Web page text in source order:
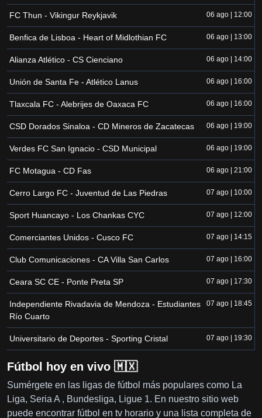
FC Thun - Vikingur Reykjavik 06 ago | 12:00
Benfica de Lisboa - Heart of Midlothian FC 06 ago | 13:00
Alianza Atlético - CS Cienciano 06 ago | 14:00
Unión de Santa Fe - Atlético Lanus 06 ago | 16:00
Tlaxcala FC - Alebrijes de Oaxaca FC 06 ago | 16:00
CSD Dorados Sinaloa - CD Mineros de Zacatecas 06 ago | 19:00
Verdes FC San Ignacio - CSD Municipal 06 ago | 19:00
FC Motagua - CD Fas 06 ago | 21:00
Cerro Largo FC - Juventud de Las Piedras 07 ago | 10:00
Sport Huancayo - Los Chankas CYC 07 ago | 12:00
Comerciantes Unidos - Cusco FC 07 ago | 14:15
Club Comunicaciones - CA Villa San Carlos 07 ago | 16:00
Ceara SC CE - Ponte Preta SP 07 ago | 17:30
Independiente Rivadavia de Mendoza - Estudiantes
Río Cuarto
07 ago | 18:45
Universitario de Deportes - Sporting Cristal 07 ago | 19:30
Fútbol hoy en vivo 🇲🇽
Sumérgete en las ligas de fútbol más populares como La
Liga, Seria A , Bundesliga, Ligue 1. En nuestro sitio web
puede encontrar fútbol en tv horario y una lista completa de